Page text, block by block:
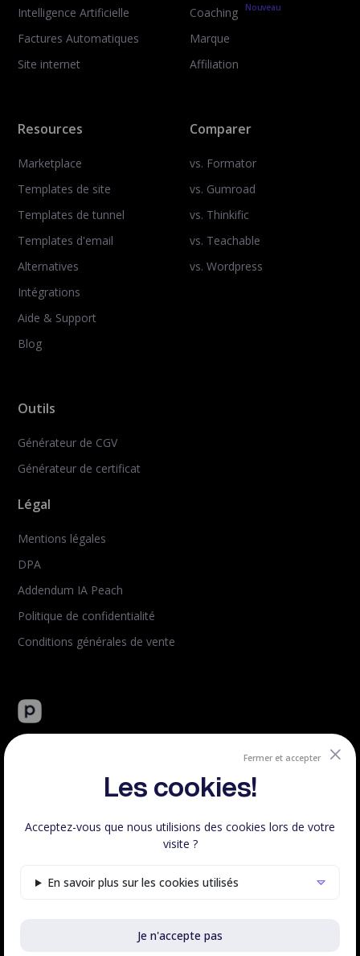
Fermer et accepter
Les cookies!
Acceptez-vous que nous utilisions des cookies lors de votre
visite ?
En savoir plus sur les cookies utilisés
Je n'accepte pas
Intelligence Artificielle
Factures Automatiques
Site internet
Coaching Nouveau
Marque
Affiliation
Resources
Marketplace
Templates de site
Templates de tunnel
Templates d'email
Alternatives
Intégrations
Aide & Support
Blog
Comparer
vs. Formator
vs. Gumroad
vs. Thinkific
vs. Teachable
vs. Wordpress
Outils
Générateur de CGV
Générateur de certificat
Légal
Mentions légales
DPA
Addendum IA Peach
Politique de confidentialité
Conditions générales de vente
Peachie : plateforme tout-en-un de vente de formation en
Créé et hébergé en France.
©Peachie 2023 - 2026 | Fait avec ♥en France, tous droits